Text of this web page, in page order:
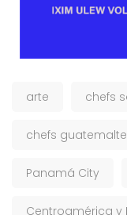
arte chefs
chefs
Panamá City
Centroamérica y